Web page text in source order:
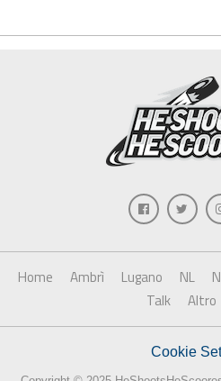
Home Ambrì Lugano NL
Talk
Altro
Cookie